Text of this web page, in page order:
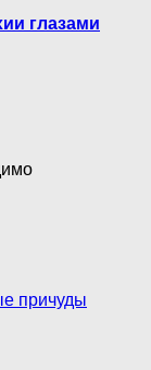
глазами
причуды